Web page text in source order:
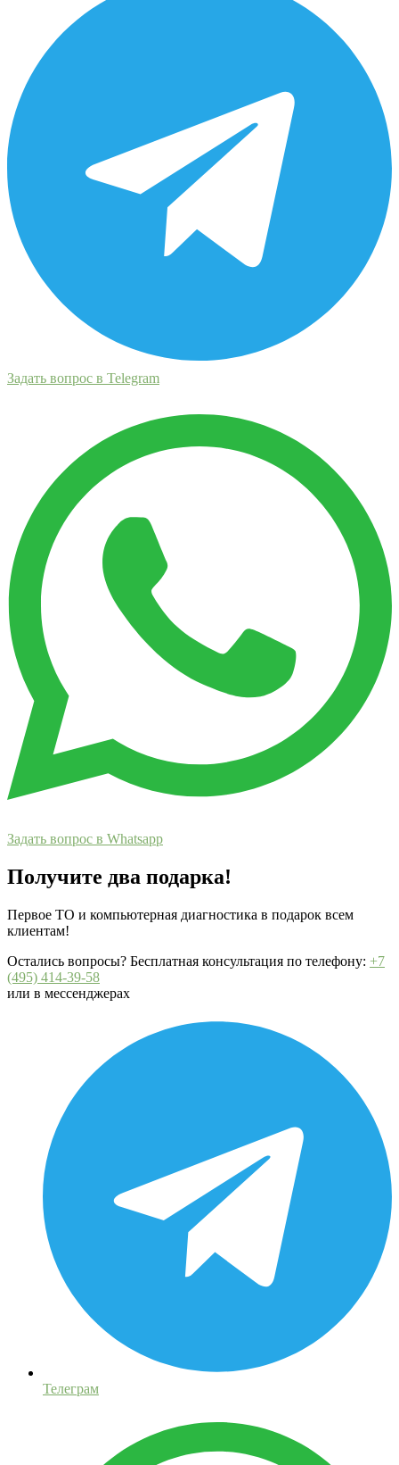
Задать вопрос в Telegram
Задать вопрос в Whatsapp
Получите два подарка!
Первое ТО и компьютерная диагностика в подарок всем
клиентам!
Остались вопросы? Бесплатная консультация по телефону: +7
(495) 414-39-58
или в мессенджерах
Телеграм